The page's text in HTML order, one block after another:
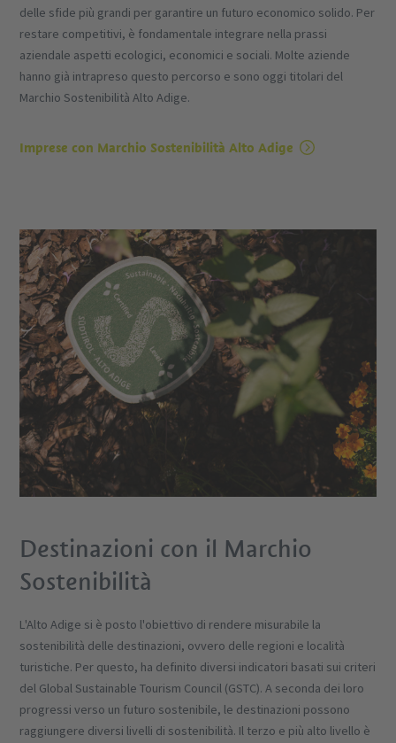
delle sfide più grandi per garantire un futuro economico solido. Per
restare competitivi, è fondamentale integrare nella prassi
aziendale aspetti ecologici, economici e sociali. Molte aziende
hanno già intrapreso questo percorso e sono oggi titolari del
Marchio Sostenibilità Alto Adige.
Imprese con Marchio Sostenibilità Alto Adige
Destinazioni con il Marchio
Sostenibilità
L'Alto Adige si è posto l'obiettivo di rendere misurabile la
sostenibilità delle destinazioni, ovvero delle regioni e località
turistiche. Per questo, ha definito diversi indicatori basati sui criteri
del Global Sustainable Tourism Council (GSTC). A seconda dei loro
progressi verso un futuro sostenibile, le destinazioni possono
raggiungere diversi livelli di sostenibilità. Il terzo e più alto livello è